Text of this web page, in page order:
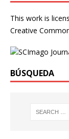
This work is
Creative
BÚSQUEDA